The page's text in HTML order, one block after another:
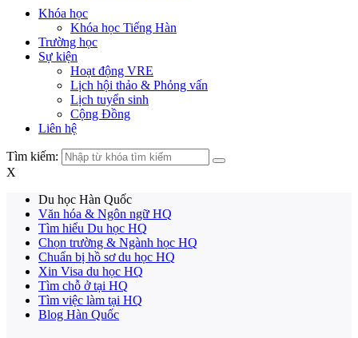
Khóa học
Khóa học Tiếng Hàn
Trường học
Sự kiện
Hoạt động VRE
Lịch hội thảo & Phỏng vấn
Lịch tuyển sinh
Cộng Đồng
Liên hệ
Tìm kiếm:
X
Du học Hàn Quốc
Văn hóa & Ngôn ngữ HQ
Tìm hiểu Du học HQ
Chọn trường & Ngành học HQ
Chuẩn bị hồ sơ du học HQ
Xin Visa du học HQ
Tìm chỗ ở tại HQ
Tìm việc làm tại HQ
Blog Hàn Quốc